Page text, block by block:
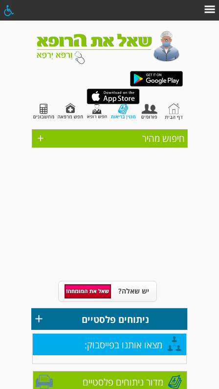
+ חיפוש מהיר
יש שאלה?
ניתוחים פלסטיים +
מצאו אותנו בפייסבוק:
מדור ניתוחים פלסטיים